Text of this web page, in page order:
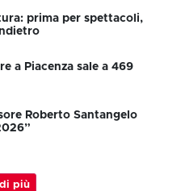
prima per spettacoli,
a Piacenza sale a 469
Roberto Santangelo
più